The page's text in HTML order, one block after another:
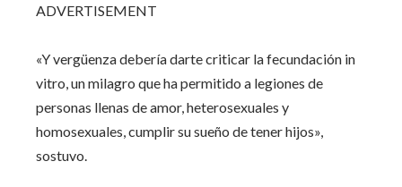
ADVERTISEMENT
«Y vergüenza debería darte criticar la fecundación in
vitro, un milagro que ha permitido a legiones de
personas llenas de amor, heterosexuales y
homosexuales, cumplir su sueño de tener hijos»,
sostuvo.